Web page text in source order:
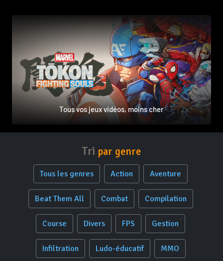
Tous vos jeux vidéos, moins cher
Tri par genre
Tous les genres Action Aventure
Beat Them All Combat Compilation
Course Divers FPS Gestion
Infiltration Ludo-éducatif MMO